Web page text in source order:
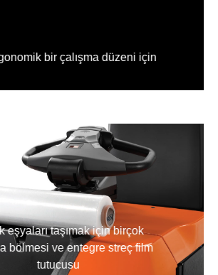
bir çalışma düzeni için
eşyaları taşımak için birçok
bölmesi ve entegre streç film
tutucusu